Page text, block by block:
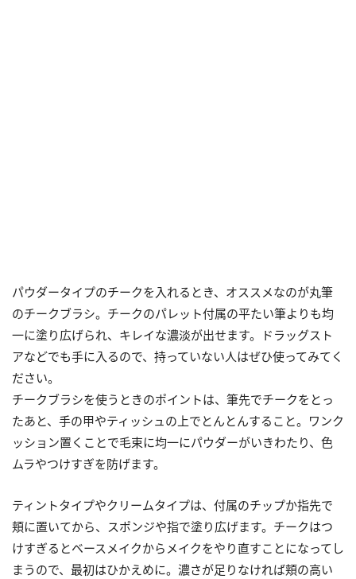
パウダータイプのチークを入れるとき、オススメなのが丸筆
のチークブラシ。チークのパレット付属の平たい筆よりも均
一に塗り広げられ、キレイな濃淡が出せます。ドラッグスト
アなどでも手に入るので、持っていない人はぜひ使ってみてく
ださい。
チークブラシを使うときのポイントは、筆先でチークをとっ
たあと、手の甲やティッシュの上でとんとんすること。ワンク
ッション置くことで毛束に均一にパウダーがいきわたり、色
ムラやつけすぎを防げます。
ティントタイプやクリームタイプは、付属のチップか指先で
頬に置いてから、スポンジや指で塗り広げます。チークはつ
けすぎるとベースメイクからメイクをやり直すことになってし
まうので、最初はひかえめに。濃さが足りなければ頬の高い